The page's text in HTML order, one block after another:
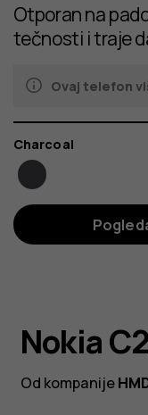
Otporan na
tečnosti i traje
Ovaj telefon
Boja
Charcoal
Nokia
Od kompanije